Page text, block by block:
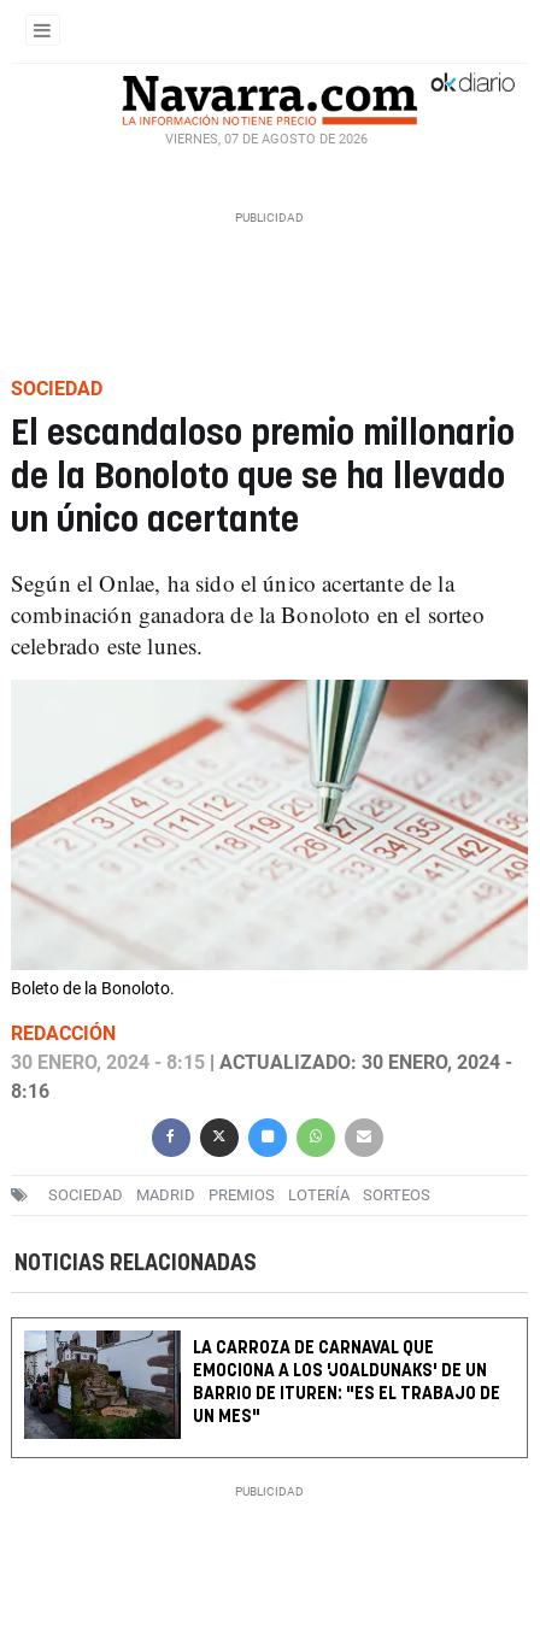
VIERNES, 07 DE AGOSTO DE 2026
SOCIEDAD
El escandaloso premio millonario
de la Bonoloto que se ha llevado
un único acertante
Según el Onlae, ha sido el único acertante de la
combinación ganadora de la Bonoloto en el sorteo
celebrado este lunes.
Boleto de la Bonoloto.
REDACCIÓN
30 ENERO, 2024 - 8:15 | ACTUALIZADO: 30 ENERO, 2024 -
8:16
SOCIEDAD MADRID PREMIOS LOTERÍA SORTEOS
NOTICIAS RELACIONADAS
LA CARROZA DE CARNAVAL QUE
EMOCIONA A LOS 'JOALDUNAKS' DE UN
BARRIO DE ITUREN: "ES EL TRABAJO DE
UN MES"